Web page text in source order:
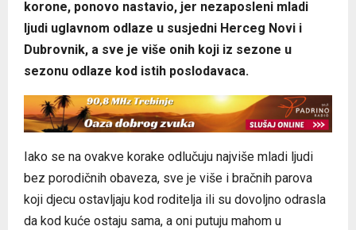
korone, ponovo nastavio, jer nezaposleni mladi
ljudi uglavnom odlaze u susjedni Herceg Novi i
Dubrovnik, a sve je više onih koji iz sezone u
sezonu odlaze kod istih poslodavaca.
Iako se na ovakve korake odlučuju najviše mladi ljudi
bez porodičnih obaveza, sve je više i bračnih parova
koji djecu ostavljaju kod roditelja ili su dovoljno odrasla
da kod kuće ostaju sama, a oni putuju mahom u